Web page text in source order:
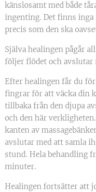
känslosamt med både
ingenting. Det finns
precis som den ska
Själva healingen pågår
följer flödet och avslutar
Efter healingen får du
fingrar för att väcka din
tillbaka från den djupa
och den här
kanten av
avslutar med att samla
stund. Hela behandling
minuter.
Healingen fortsätter att